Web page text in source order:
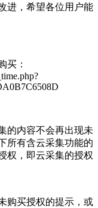
进，希望各位用户能
买：
的内容不会再出现未
所有含云采集功能的
权，即云采集的授权
购买授权的提示，或